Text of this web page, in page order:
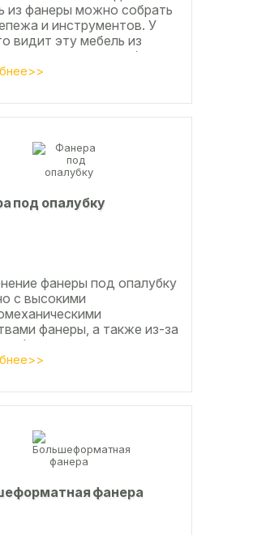
из фанеры можно собрать
и инструментов. У
видит эту мебель из
впервые, реакция обычно
из четырёх букв
под опалубку
фанеры под опалубку
с высокими
фанеры, а также из-за
фанера позволяет
достаточно большие
фанера